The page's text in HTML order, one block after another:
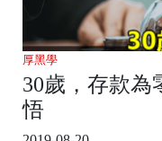
厚黑學
30歲，存款為
悟